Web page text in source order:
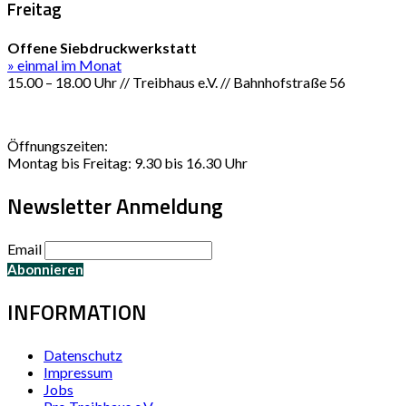
Freitag
Offene Siebdruckwerkstatt
» einmal im Monat
15.00 – 18.00 Uhr // Treibhaus e.V. // Bahnhofstraße 56
Öffnungszeiten:
Montag bis Freitag: 9.30 bis 16.30 Uhr
Newsletter Anmeldung
Email
INFORMATION
Datenschutz
Impressum
Jobs